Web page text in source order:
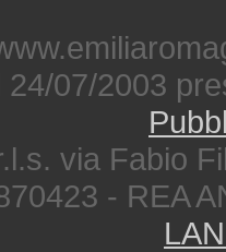
24/07/2003
via Fabio
- REA